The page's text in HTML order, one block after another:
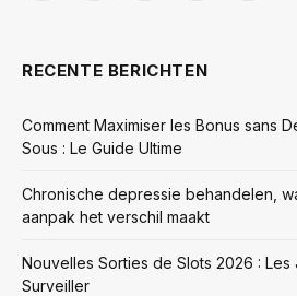
RECENTE BERICHTEN
Comment Maximiser les Bonus sans
Sous : Le Guide Ultime
Chronische depressie behandelen,
aanpak het verschil maakt
Nouvelles Sorties de Slots 2026 :
Surveiller